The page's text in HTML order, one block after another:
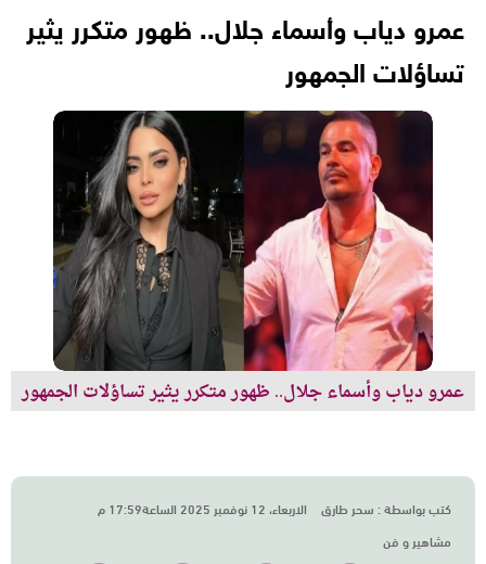
عمرو دياب وأسماء جلال.. ظهور متكرر يثير
تساؤلات الجمهور
عمرو دياب وأسماء جلال.. ظهور متكرر يثير تساؤلات الجمهور
كتب بواسطة : سحر طارق
الاربعاء، 12 نوفمبر 2025 الساعة17:59 م
مشاهير و فن